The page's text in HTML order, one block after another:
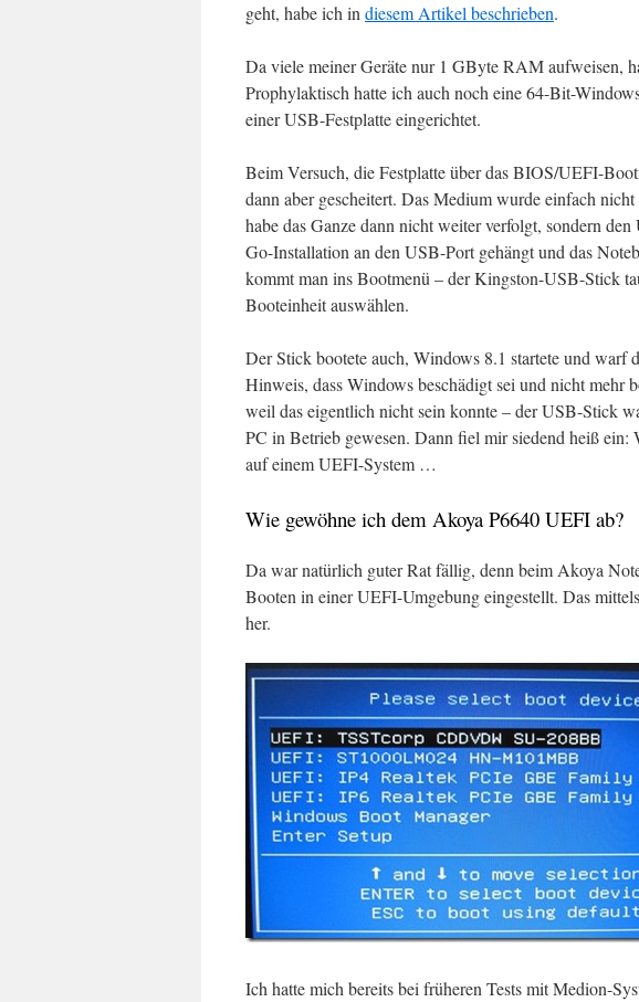
geht, habe ich in diesem Artikel beschrieben.
Da viele meiner Geräte nur 1 GByte RAM aufweisen,
Prophylaktisch hatte ich auch noch eine 64-Bit-
einer USB-Festplatte eingerichtet.
Beim Versuch, die Festplatte über das BIOS/UEFI-
dann aber gescheitert. Das Medium wurde einfach
habe das Ganze dann nicht weiter verfolgt, sondern
Go-Installation an den USB-Port gehängt und das
kommt man ins Bootmenü – der Kingston-USB-Stick
Booteinheit auswählen.
Der Stick bootete auch, Windows 8.1 startete und warf
Hinweis, dass Windows beschädigt sei und nicht mehr
weil das eigentlich nicht sein konnte – der USB-Stick
PC in Betrieb gewesen. Dann fiel mir siedend heiß
auf einem UEFI-System …
Wie gewöhne ich dem Akoya P6640 UEFI ab?
Da war natürlich guter Rat fällig, denn beim Akoya
Booten in einer UEFI-Umgebung eingestellt. Das
her.
Ich hatte mich bereits bei früheren Tests mit Medion-